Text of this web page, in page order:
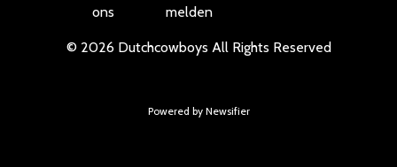
ons
melden
© 2026 Dutchcowboys All Rights Reserved
Powered by Newsifier